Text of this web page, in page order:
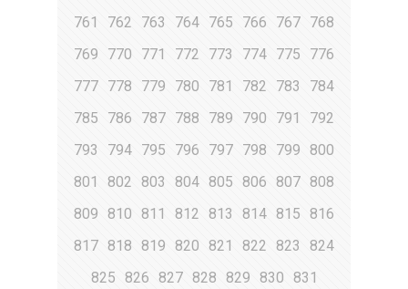
761
762 763 764 765 766 767 768
769
770 771 772 773 774 775
776
777 778 779 780 781 782 783
784
785
786 787 788 789 790 791
792
793
794 795 796 797 798 799
800
801
802 803 804 805 806 807 808
809
810 811 812 813 814 815
816
817 818 819 820 821 822 823
824
825
826 827 828 829 830 831